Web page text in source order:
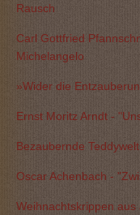
Rausch
Carl Gottfried
Michelangelo
»Wider die
Ernst Moritz Arndt -
Bezaubernde Teddywelt
Oscar Achenbach -
Weihnachtskrippen aus